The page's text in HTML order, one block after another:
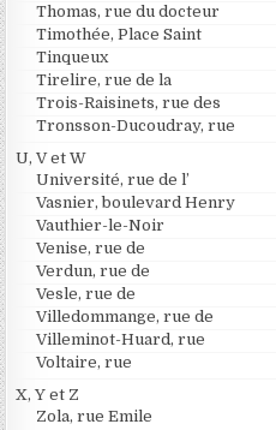
Thomas, rue du docteur
Timothée, Place Saint
Tinqueux
Tirelire, rue de la
Trois-Raisinets, rue des
Tronsson-Ducoudray, rue
U, V et W
Université, rue de l’
Vasnier, boulevard Henry
Vauthier-le-Noir
Venise, rue de
Verdun, rue de
Vesle, rue de
Villedommange, rue de
Villeminot-Huard, rue
Voltaire, rue
X, Y et Z
Zola, rue Emile